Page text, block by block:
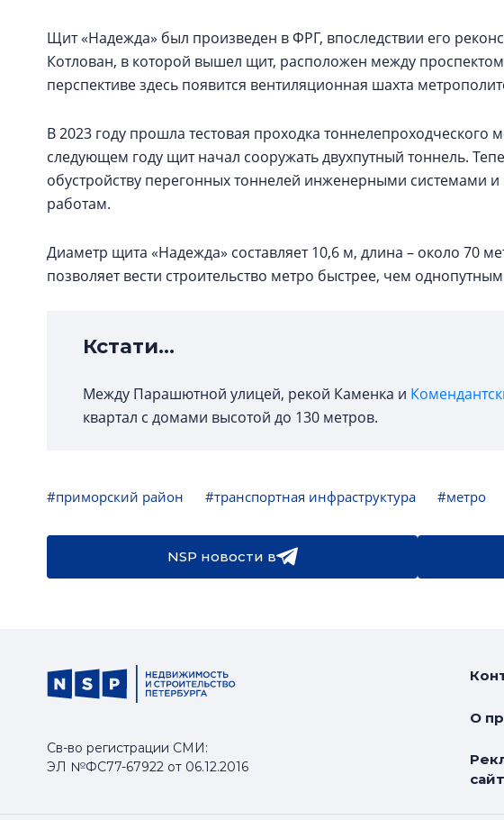
Щит «Надежда» был произведен в ФРГ, впоследствии его
Котлован, в которой вышел щит, расположен между
перспективе здесь появится вентиляционная шахта
В 2023 году прошла тестовая проходка тоннелепроходческого
следующем году щит начал сооружать двухпутный тоннель.
обустройству перегонных тоннелей инженерными системами
работам.
Диаметр щита «Надежда» составляет 10,6 м, длина – около 70
позволяет вести строительство метро быстрее, чем
Кстати...
Между Парашютной улицей, рекой Каменка и
квартал с домами высотой до 130 метров.
#приморский район #транспортная инфраструктура #метро
NSP новости в
Св-во регистрации СМИ:
ЭЛ №ФС77-67922 от 06.12.2016
О